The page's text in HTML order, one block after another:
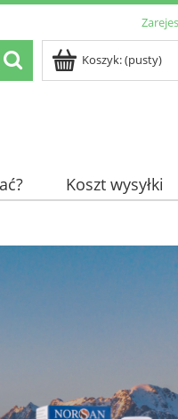
Koszyk:(pusty)
Koszt wysyłki